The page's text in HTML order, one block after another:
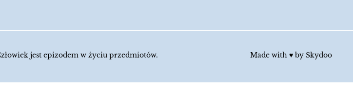
jest epizodem w życiu przedmiotów. Made with ♥︎ bySkydoo